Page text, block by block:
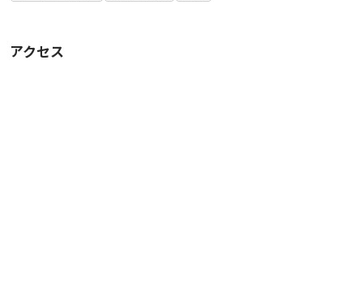
アクセス